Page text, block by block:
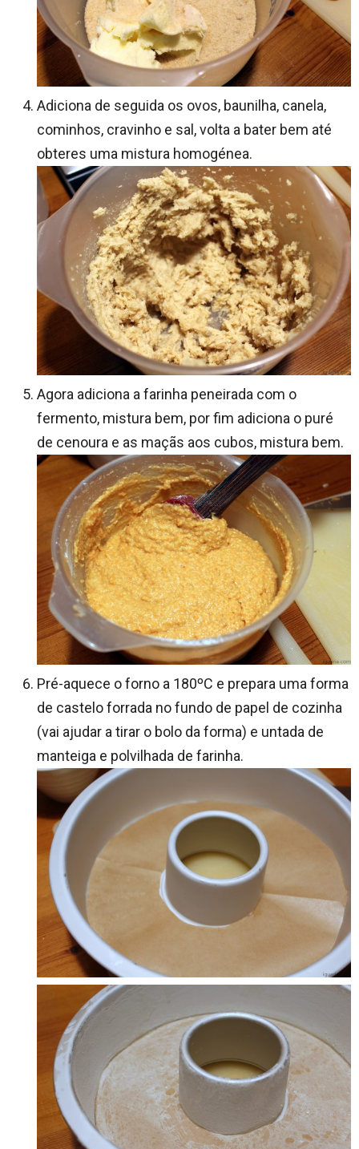
Adiciona de seguida os ovos, baunilha, canela,
cominhos, cravinho e sal, volta a bater bem até
obteres uma mistura homogénea.
Agora adiciona a farinha peneirada com o
fermento, mistura bem, por fim adiciona o puré
de cenoura e as maçãs aos cubos, mistura bem.
Pré-aquece o forno a 180ºC e prepara uma forma
de castelo forrada no fundo de papel de cozinha
(vai ajudar a tirar o bolo da forma) e untada de
manteiga e polvilhada de farinha.